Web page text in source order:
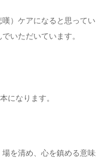
）ケアになると思ってい
いただいています。
になります。
を清め、心を鎮める意味